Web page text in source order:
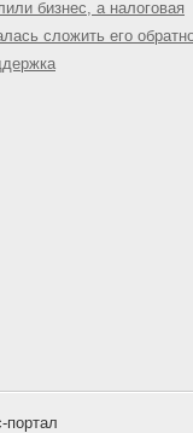
бизнес, а налоговая
сложить его
портал